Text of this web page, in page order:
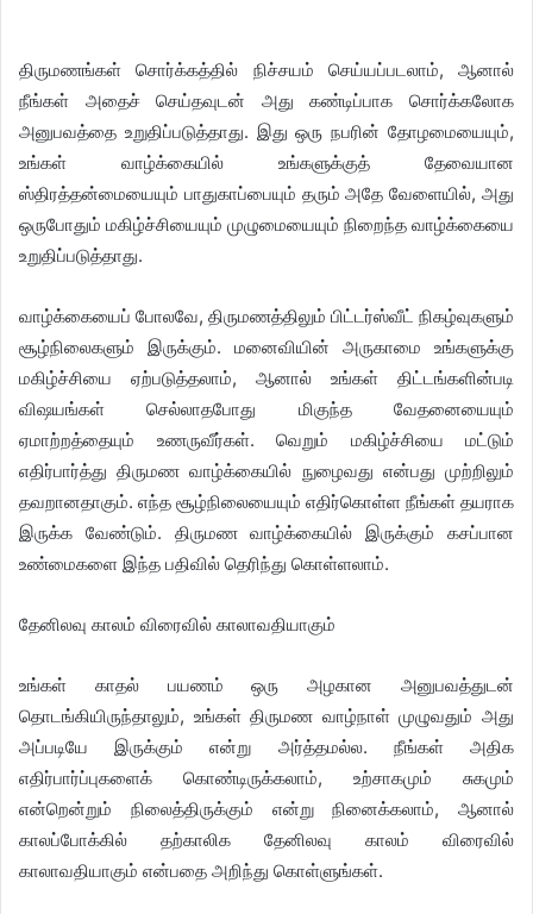
திருமணங்கள் சொர்க்கத்தில் நிச்சயம் செய்யப்படலாம், ஆனால்
நீங்கள் அதைச் செய்தவுடன் அது கண்டிப்பாக சொர்க்கலோக
அனுபவத்தை உறுதிப்படுத்தாது. இது ஒரு நபரின் தோழமையையும்,
உங்கள் வாழ்க்கையில் உங்களுக்குத் தேவையான
ஸ்திரத்தன்மையையும் பாதுகாப்பையும் தரும் அதே வேளையில், அது
ஒருபோதும் மகிழ்ச்சியையும் முழுமையையும் நிறைந்த வாழ்க்கையை
உறுதிப்படுத்தாது.
வாழ்க்கையைப் போலவே, திருமணத்திலும் பிட்டர்ஸ்வீட் நிகழ்வுகளும்
சூழ்நிலைகளும் இருக்கும். மனைவியின் அருகாமை உங்களுக்கு
மகிழ்ச்சியை ஏற்படுத்தலாம், ஆனால் உங்கள் திட்டங்களின்படி
விஷயங்கள் செல்லாதபோது மிகுந்த வேதனையையும்
ஏமாற்றத்தையும் உணருவீர்கள். வெறும் மகிழ்ச்சியை மட்டும்
எதிர்பார்த்து திருமண வாழ்க்கையில் நுழைவது என்பது முற்றிலும்
தவறானதாகும். எந்த சூழ்நிலையையும் எதிர்கொள்ள நீங்கள் தயராக
இருக்க வேண்டும். திருமண வாழ்க்கையில் இருக்கும் கசப்பான
உண்மைகளை இந்த பதிவில் தெரிந்து கொள்ளலாம்.
தேனிலவு காலம் விரைவில் காலாவதியாகும்
உங்கள் காதல் பயணம் ஒரு அழகான அனுபவத்துடன்
தொடங்கியிருந்தாலும், உங்கள் திருமண வாழ்நாள் முழுவதும் அது
அப்படியே இருக்கும் என்று அர்த்தமல்ல. நீங்கள் அதிக
எதிர்பார்ப்புகளைக் கொண்டிருக்கலாம், உற்சாகமும் சுகமும்
என்றென்றும் நிலைத்திருக்கும் என்று நினைக்கலாம், ஆனால்
காலப்போக்கில் தற்காலிக தேனிலவு காலம் விரைவில்
காலாவதியாகும் என்பதை அறிந்து கொள்ளுங்கள்.